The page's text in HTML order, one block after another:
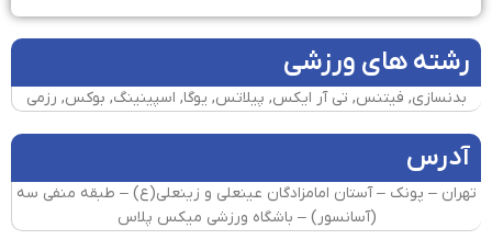
رشته های ورزشی
بدنسازی, فیتنس, تی آر ایکس, پیلاتس, یوگا, اسپینینگ, بوکس, رزمی
آدرس
تهران – پونک – آستان امامزادگان عینعلی و زینعلی(ع) – طبقه منفی سه
(آسانسور) – باشگاه ورزشی میکس پلاس